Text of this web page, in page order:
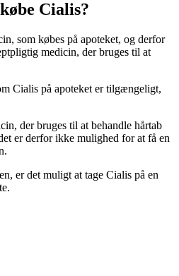
Cialis?
som købes på apoteket, og derfor
medicin, der bruges til at
Cialis på apoteket er tilgængeligt,
der bruges til at behandle hårtab
er derfor ikke mulighed for at få en
er det muligt at tage Cialis på en